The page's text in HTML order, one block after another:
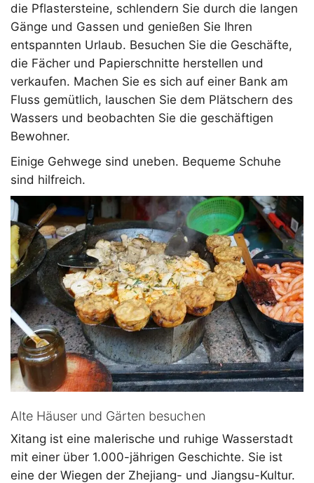
die Pflastersteine, schlendern Sie durch die langen
Gänge und Gassen und genießen Sie Ihren
entspannten Urlaub. Besuchen Sie die Geschäfte,
die Fächer und Papierschnitte herstellen und
verkaufen. Machen Sie es sich auf einer Bank am
Fluss gemütlich, lauschen Sie dem Plätschern des
Wassers und beobachten Sie die geschäftigen
Bewohner.
Einige Gehwege sind uneben. Bequeme Schuhe
sind hilfreich.
Alte Häuser und Gärten besuchen
Xitang ist eine malerische und ruhige Wasserstadt
mit einer über 1.000-jährigen Geschichte. Sie ist
eine der Wiegen der Zhejiang- und Jiangsu-Kultur.